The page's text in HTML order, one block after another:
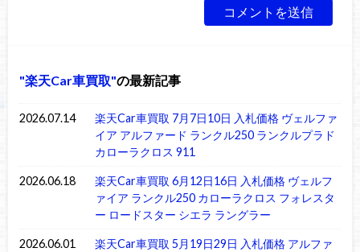
楽天Car車買取 の最新記事
2026.07.14
楽天Car車買取 7月7日10日 入札価格 ヴェルファ
イア アルファード ランクル250 ランクルプラド
カローラクロス 911
2026.06.18
楽天Car車買取 6月12日16日 入札価格 ヴェルフ
ァイア ランクル250 カローラクロス フォレスタ
ー ロードスター シエラ ラングラー
2026.06.01
楽天Car車買取 5月19日29日 入札価格 アルファ